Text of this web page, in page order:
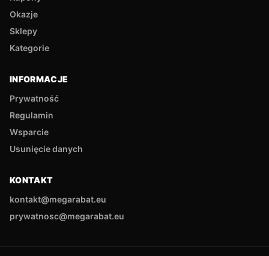
Okazje
Sklepy
Kategorie
INFORMACJE
Prywatność
Regulamin
Wsparcie
Usunięcie danych
KONTAKT
kontakt@megarabat.eu
prywatnosc@megarabat.eu